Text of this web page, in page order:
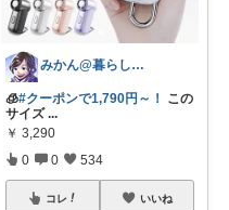
みかん@暮らしのもの／暑さ対策に全力⛱️
🧊#クーポンで1,790円～！
この
サイズ ...
￥ 3,290
0 0 534
コレ いいね